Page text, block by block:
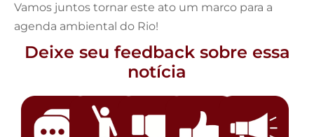
Vamos juntos tornar este ato um marco para a
agenda ambiental do Rio!
Deixe seu feedback sobre essa
notícia